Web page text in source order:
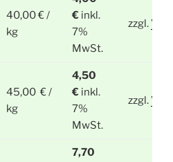
40,00 € /
kg
€ inkl.
7%
MwSt.
zzgl.
45,00 € /
kg
4,50
€ inkl.
7%
MwSt.
zzgl.
7,70